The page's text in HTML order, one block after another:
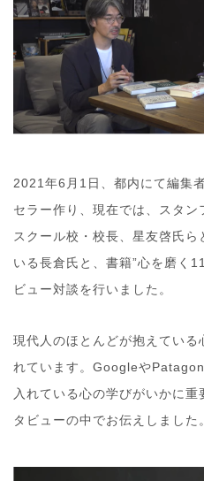
2021年6月1日、都内にて編集
セラー作り、現在では、スタン
スクール校・校長、星友啓氏ら
いる長倉氏と、書籍”心を磨く
ビュー対談を行いました。
現代人のほとんどが抱えてい
れています。Googleや
入れている心の学びがいかに
タビューの中でお伝えしました。